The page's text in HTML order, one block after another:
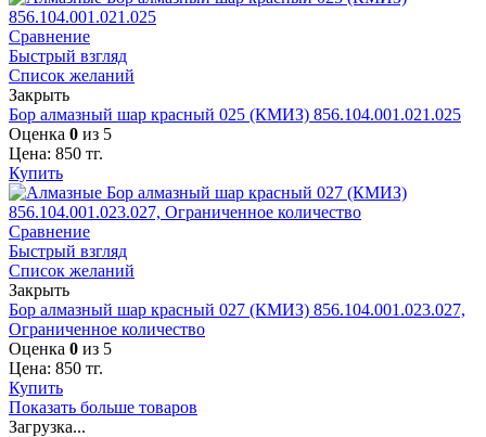
Сравнение
Быстрый взгляд
Список желаний
Закрыть
Бор алмазный шар красный 025 (КМИЗ) 856.104.001.021.025
Оценка 0 из 5
Цена: 850 тг.
Купить
Сравнение
Быстрый взгляд
Список желаний
Закрыть
Бор алмазный шар красный 027 (КМИЗ) 856.104.001.023.027,
Ограниченное количество
Оценка 0 из 5
Цена: 850 тг.
Купить
Показать больше товаров
Загрузка...